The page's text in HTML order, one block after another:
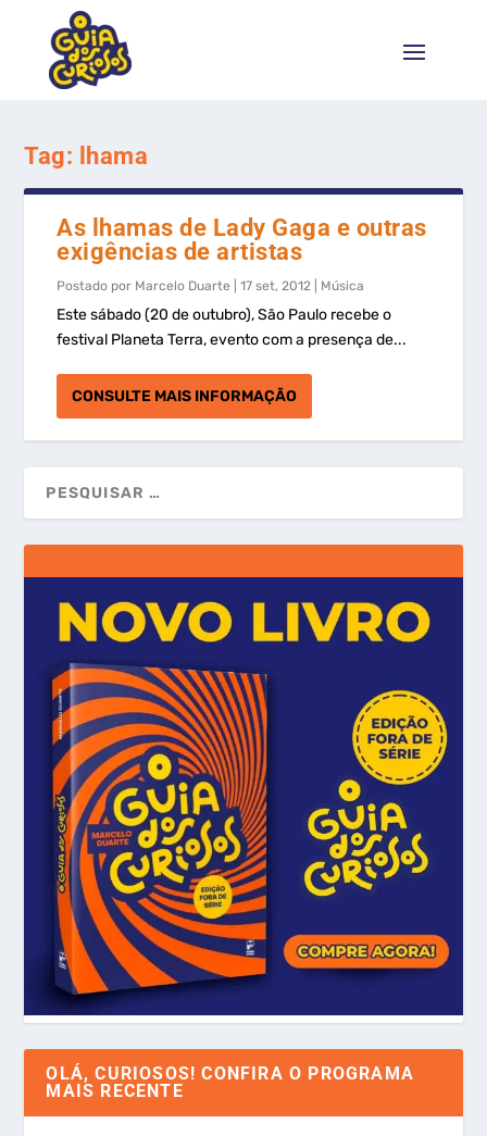
Tag: lhama
As lhamas de Lady Gaga e outras
exigências de artistas
Postado por Marcelo Duarte |17 set, 2012 Música
Este sábado (20 de outubro), São Paulo recebe o
festival Planeta Terra, evento com a presença de...
CONSULTE MAIS INFORMAÇÃO
OLÁ, CURIOSOS! CONFIRA O PROGRAMA
MAIS RECENTE